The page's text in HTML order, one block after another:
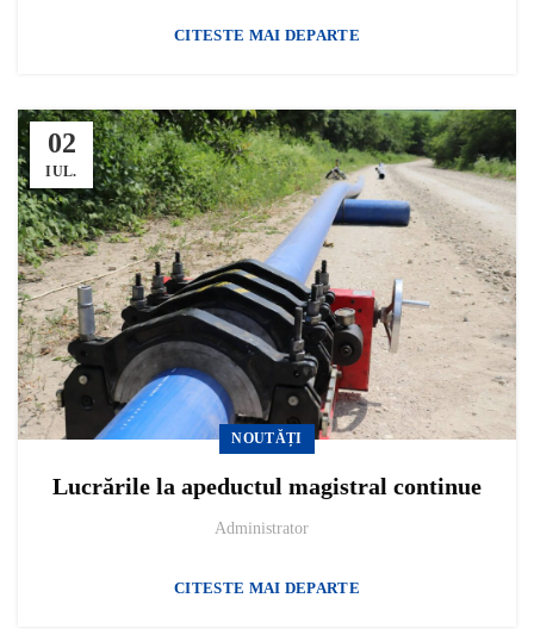
CITESTE MAI DEPARTE
02
IUL.
NOUTĂȚI
Lucrările la apeductul magistral continue
Administrator
CITESTE MAI DEPARTE